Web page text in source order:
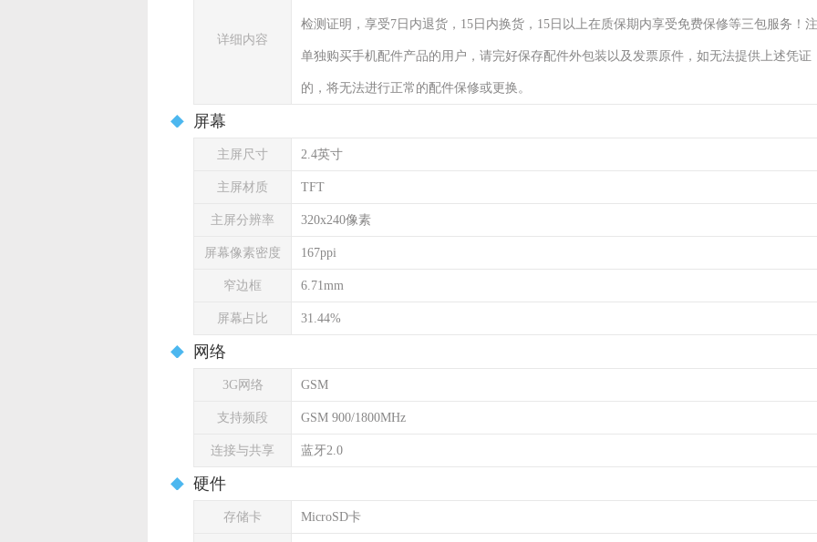
详细内容
检测证明，享受7日内退货，15日内换货，15日以上在质保期内享受免费保修等三包服务！
单独购买手机配件产品的用户，请完好保存配件外包装以及发票原件，如无法提供上述凭证
的，将无法进行正常的配件保修或更换。
屏幕
主屏尺寸 2.4英寸
主屏材质 TFT
主屏分辨率 320x240像素
屏幕像素密度 167ppi
窄边框 6.71mm
屏幕占比 31.44%
网络
3G网络 GSM
支持频段 GSM 900/1800MHz
连接与共享 蓝牙2.0
硬件
存储卡 MicroSD卡